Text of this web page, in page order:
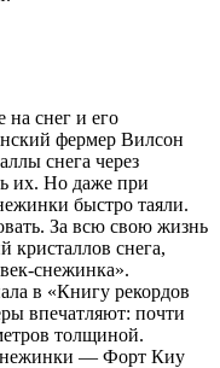
на снег и его
фермер Вилсон
снега через
их. Но даже при
быстро таяли.
За всю свою жизнь
кристаллов снега,
снежинка».
в «Книгу рекордов
впечатляют: почти
толщиной.
— Форт Киу